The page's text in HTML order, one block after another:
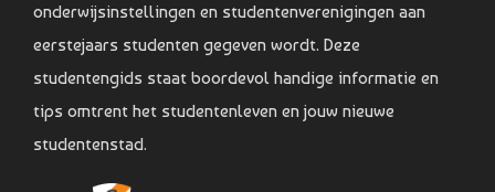
onderwijsinstellingen en studentenverenigingen aan
eerstejaars studenten gegeven wordt. Deze
studentengids staat boordevol handige informatie en
tips omtrent het studentenleven en jouw nieuwe
studentenstad.